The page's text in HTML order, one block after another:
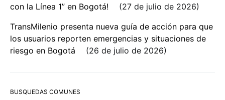
con la Línea 1” en Bogotá!
27 de julio de 2026
TransMilenio presenta nueva guía de acción para que
los usuarios reporten emergencias y situaciones de
riesgo en Bogotá
26 de julio de 2026
BUSQUEDAS COMUNES